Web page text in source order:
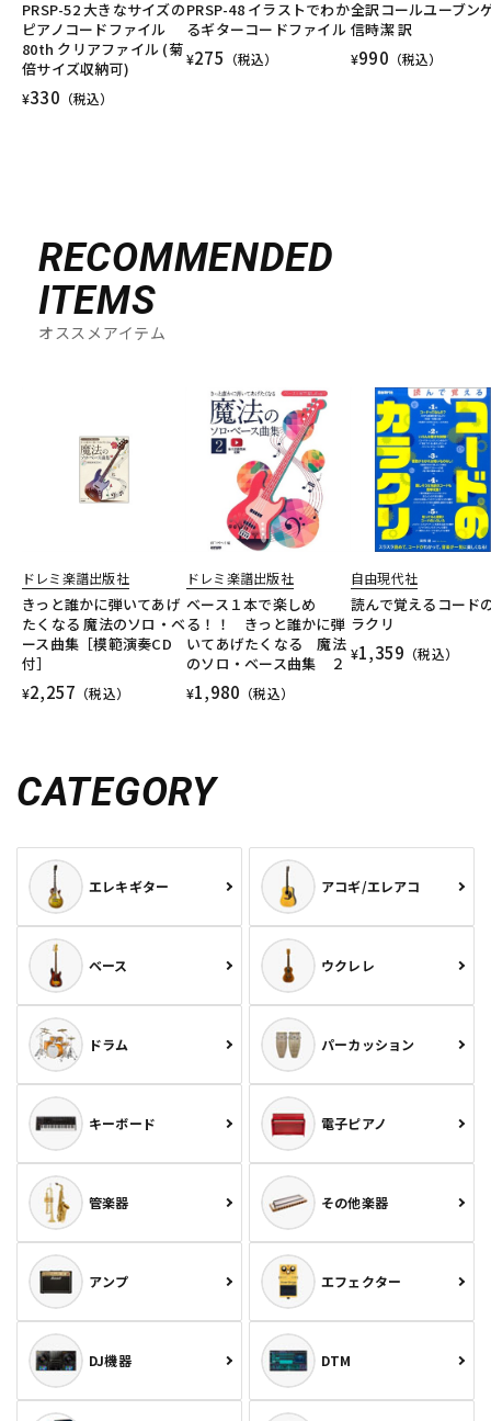
PRSP-52 大きなサイズの
ピアノコードファイル
80th クリアファイル (菊
倍サイズ収納可)
¥330 （税込）
PRSP-48 イラストでわか
るギターコードファイル
¥275 （税込）
全訳コールユーブン
信時潔 訳
¥990 （税込）
RECOMMENDED
ITEMS
オススメアイテム
ドレミ楽譜出版社
きっと誰かに弾いてあげ
たくなる 魔法のソロ・ベ
ース曲集［模範演奏CD
付］
¥2,257 （税込）
ドレミ楽譜出版社
ベース１本で楽しめ
る！！ きっと誰かに弾
いてあげたくなる 魔法
のソロ・ベース曲集 ２
¥1,980 （税込）
自由現代社
読んで覚えるコード
ラクリ
¥1,359 （税込）
CATEGORY
エレキギター アコギ/エレアコ
ベース ウクレレ
ドラム パーカッション
キーボード 電子ピアノ
管楽器 その他楽器
アンプ エフェクター
DJ機器 DTM